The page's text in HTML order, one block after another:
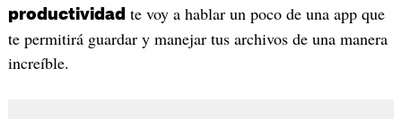
productividad te voy a hablar un poco de una app que
te permitirá guardar y manejar tus archivos de una manera
increíble.